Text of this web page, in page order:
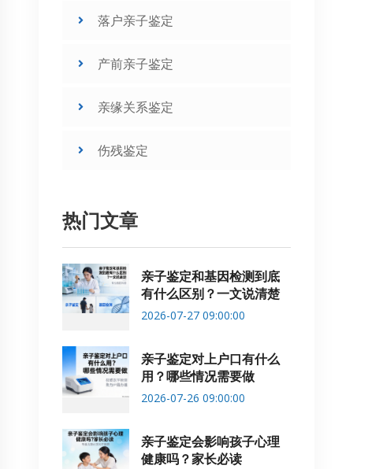
落户亲子鉴定
产前亲子鉴定
亲缘关系鉴定
伤残鉴定
热门文章
亲子鉴定和基因检测到底
有什么区别？一文说清楚
2026-07-27 09:00:00
亲子鉴定对上户口有什么
用？哪些情况需要做
2026-07-26 09:00:00
亲子鉴定会影响孩子心理
健康吗？家长必读